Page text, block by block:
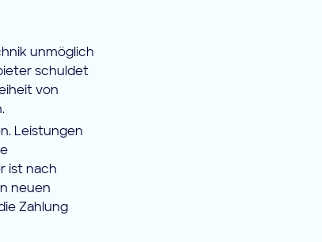
unmöglich
schuldet
von
Leistungen
ist nach
neuen
Zahlung